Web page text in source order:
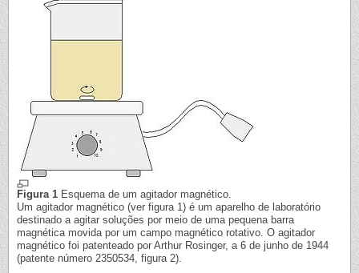
Figura 1 Esquema de um agitador magnético.
Um agitador magnético (ver figura 1) é um aparelho de laboratório
destinado a agitar soluções por meio de uma pequena barra
magnética movida por um campo magnético rotativo. O agitador
magnético foi patenteado por Arthur Rosinger, a 6 de junho de 1944
(patente número 2350534, figura 2).